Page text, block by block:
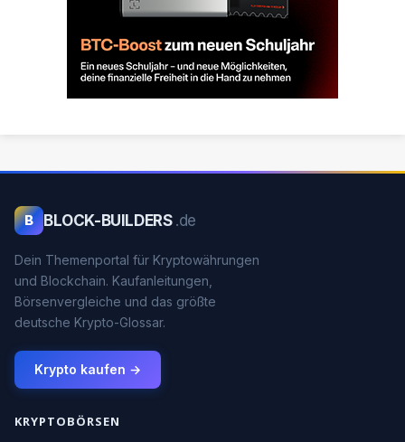
B BLOCK-BUILDERS .de
Dein Themenportal für Kryptowährungen
und Blockchain. Kaufanleitungen,
Börsenvergleiche und das größte
deutsche Krypto-Glossar.
Krypto kaufen →
KRYPTOBÖRSEN